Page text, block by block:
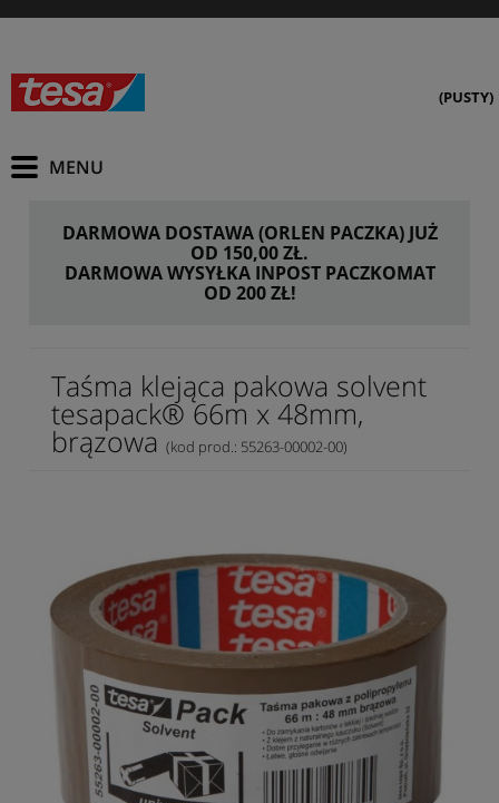
(PUSTY)
DARMOWA DOSTAWA (ORLEN PACZKA) JUŻ
OD 150,00 ZŁ.
DARMOWA WYSYŁKA INPOST PACZKOMAT
OD 200 ZŁ!
Taśma klejąca pakowa solvent
tesapack® 66m x 48mm,
brązowa (kod prod.: 55263-00002-00)